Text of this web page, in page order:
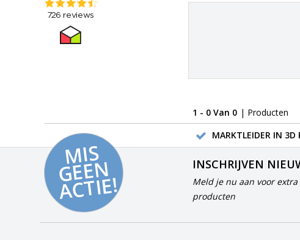
1 - 0 Van 0 | Producten
MARKTLEIDER IN 3D
MI
S
G
E
E
N
A
C
TI
E!
INSCHRIJVEN
Meld je nu aan voor
producten